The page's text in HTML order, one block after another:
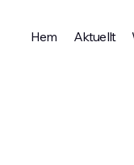
Hem Aktuellt